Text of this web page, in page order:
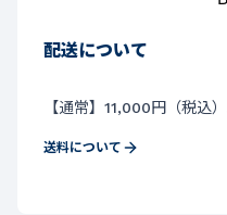
配送について
【通常】11,000円（税込
送料について